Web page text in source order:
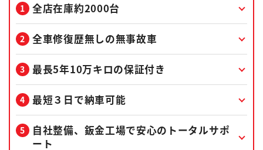
全店在庫約2000台
全車修復歴無しの無事故車
最長5年10万キロの保証付き
最短３日で納車可能
自社整備、鈑金工場で安心のトータルサポ
ート